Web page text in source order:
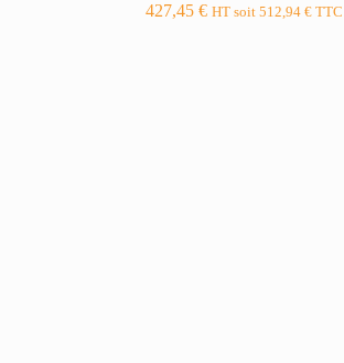
427,45€ HT soit512,94€ TTC